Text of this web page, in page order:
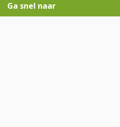
Ga snel naar